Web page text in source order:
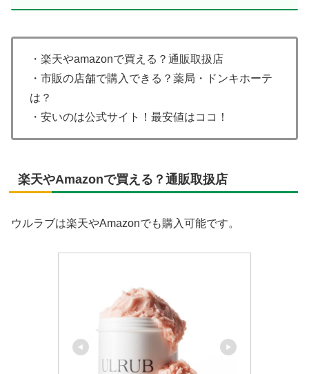
・楽天やamazonで買える？通販取扱店
・市販の店舗で購入できる？薬局・ドンキホーテ
は？
・安いのは公式サイト！最安値はココ！
楽天やAmazonで買える？通販取扱店
ウルラブは楽天やAmazonでも購入可能です。